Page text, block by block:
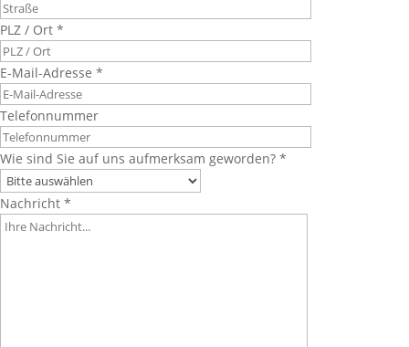
PLZ / Ort *
E-Mail-Adresse *
Telefonnummer
Wie sind Sie auf uns aufmerksam geworden? *
Nachricht *